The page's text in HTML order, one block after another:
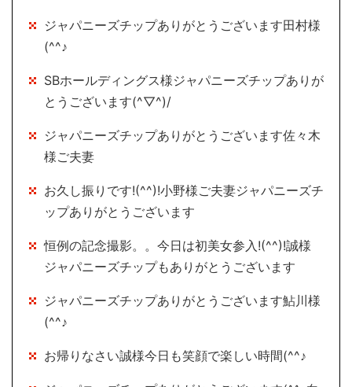
ジャパニーズチップありがとうございます田村様
(^^♪
SBホールディングス様ジャパニーズチップありが
とうございます(^▽^)/
ジャパニーズチップありがとうございます佐々木
様ご夫妻
お久し振りです!(^^)!小野様ご夫妻ジャパニーズチ
ップありがとうございます
恒例の記念撮影。。今日は初美女参入!(^^)!誠様
ジャパニーズチップもありがとうございます
ジャパニーズチップありがとうございます鮎川様
(^^♪
お帰りなさい誠様今日も笑顔で楽しい時間(^^♪